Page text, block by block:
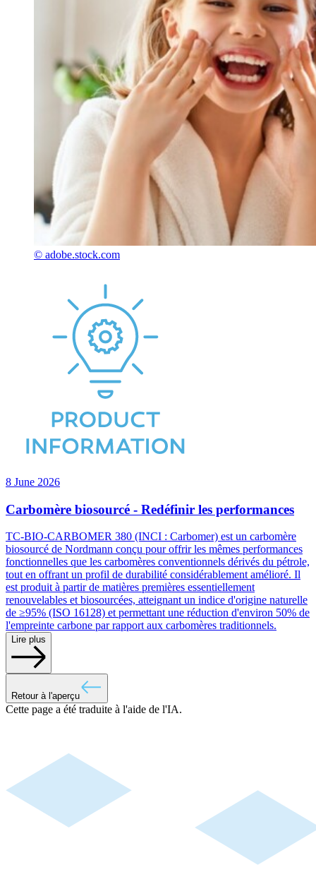
© adobe.stock.com
8 June 2026
Carbomère biosourcé - Redéfinir les performances
TC-BIO-CARBOMER 380 (INCI : Carbomer) est un carbomère
biosourcé de Nordmann conçu pour offrir les mêmes performances
fonctionnelles que les carbomères conventionnels dérivés du pétrole,
tout en offrant un profil de durabilité considérablement amélioré. Il
est produit à partir de matières premières essentiellement
renouvelables et biosourcées, atteignant un indice d'origine naturelle
de ≥95% (ISO 16128) et permettant une réduction d'environ 50% de
l'empreinte carbone par rapport aux carbomères traditionnels.
Lire plus
Retour à l'aperçu
Cette page a été traduite à l'aide de l'IA.